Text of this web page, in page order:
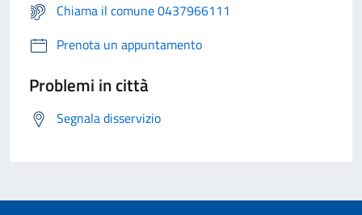
Chiama il comune 0437966111
Prenota un appuntamento
Problemi in città
Segnala disservizio